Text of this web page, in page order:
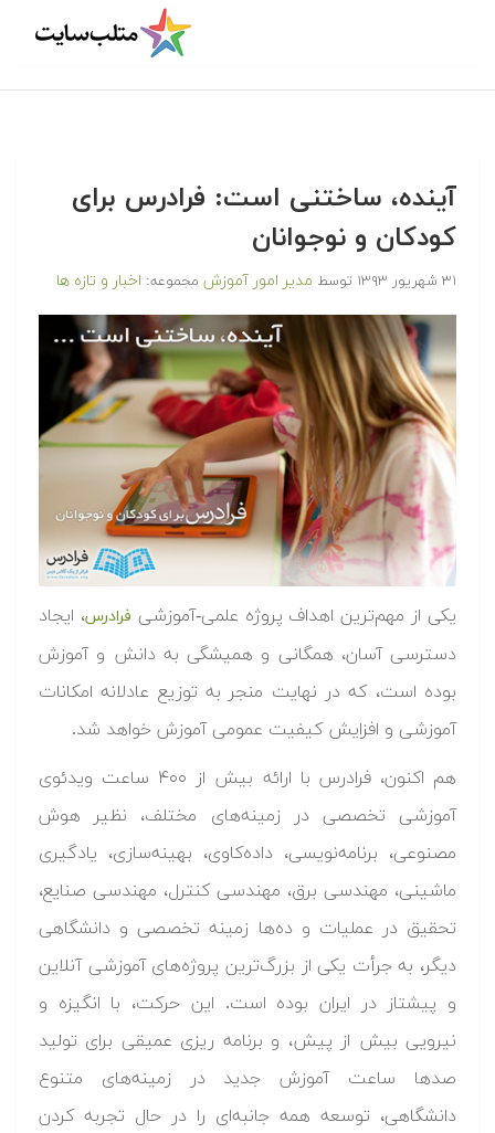
آینده، ساختنی است: فرادرس برای
کودکان و نوجوانان
۳۱ شهریور ۱۳۹۳ توسط مدیر امور آموزش مجموعه: اخبار و تازه ها
یکی از مهم‌ترین اهداف پروژه علمی-آموزشی فرادرس، ایجاد
دسترسی آسان، همگانی و همیشگی به دانش و آموزش
بوده است، که در نهایت منجر به توزیع عادلانه امکانات
آموزشی و افزایش کیفیت عمومی آموزش خواهد شد.
هم اکنون، فرادرس با ارائه بیش از ۴۰۰ ساعت ویدئوی
آموزشی تخصصی در زمینه‌های مختلف، نظیر هوش
مصنوعی، برنامه‌نویسی، داده‌کاوی، بهینه‌سازی، یادگیری
ماشینی، مهندسی برق، مهندسی کنترل، مهندسی صنایع،
تحقیق در عملیات و ده‌ها زمینه تخصصی و دانشگاهی
دیگر، به جرأت یکی از بزرگ‌ترین پروژه‌های آموزشی آنلاین
و پیشتاز در ایران بوده است. این حرکت، با انگیزه و
نیرویی بیش از پیش، و برنامه ریزی عمیقی برای تولید
صدها ساعت آموزش جدید در زمینه‌های متنوع
دانشگاهی، توسعه همه جانبه‌ای را در حال تجربه کردن